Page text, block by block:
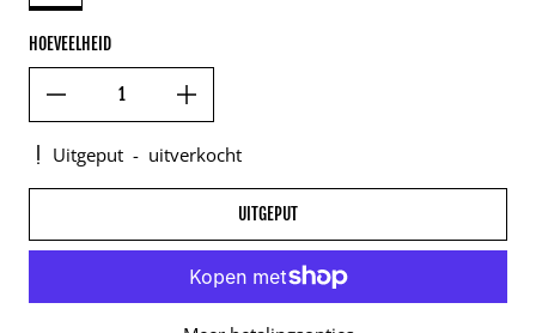
HOEVEELHEID
Uitgeput - uitverkocht
UITGEPUT